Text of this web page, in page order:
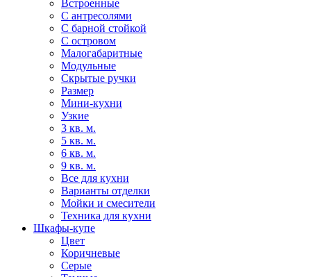
Встроенные
С антресолями
С барной стойкой
С островом
Малогабаритные
Модульные
Скрытые ручки
Размер
Мини-кухни
Узкие
3 кв. м.
5 кв. м.
6 кв. м.
9 кв. м.
Все для кухни
Варианты отделки
Мойки и смесители
Техника для кухни
Шкафы-купе
Цвет
Коричневые
Серые